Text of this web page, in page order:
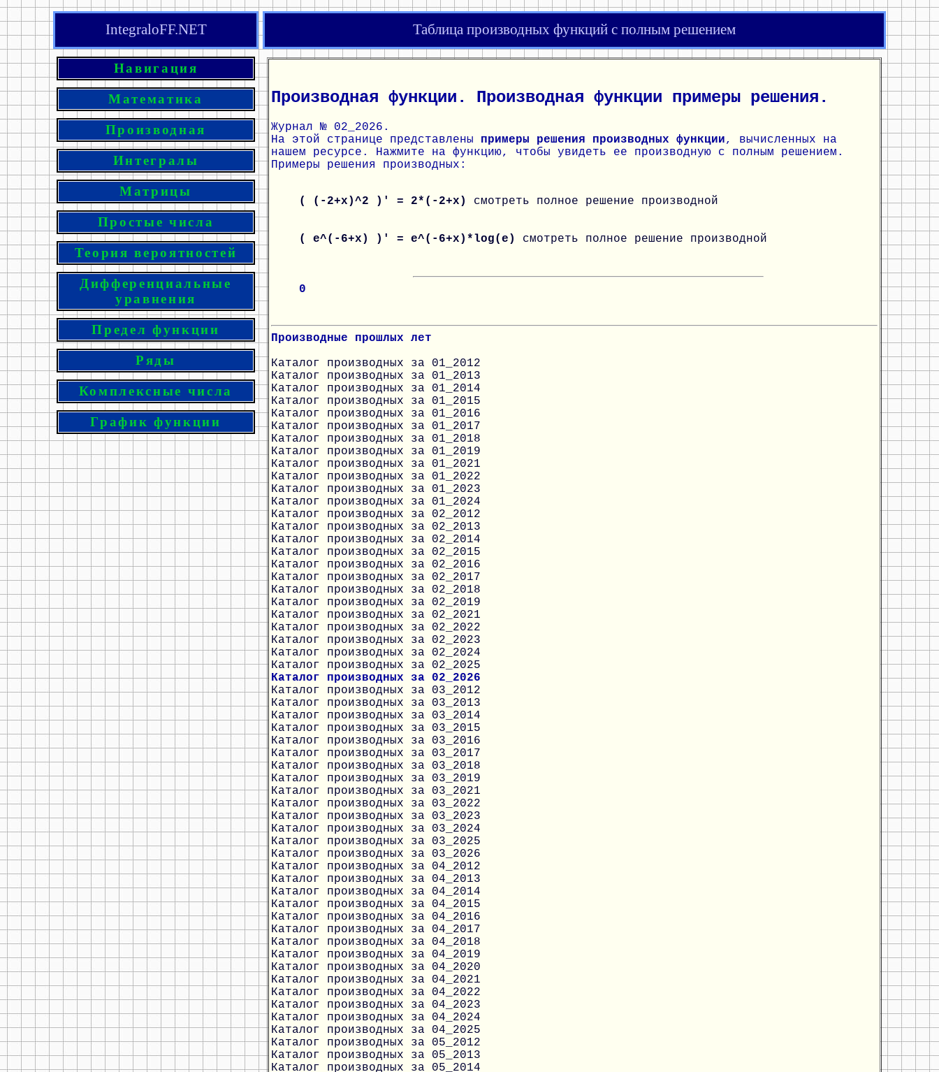
IntegraloFF.NET Таблица производных функций с полным решением
Навигация
Математика
Производная
Интегралы
Матрицы
Простые числа
Теория вероятностей
Дифференциальные
уравнения
Предел функции
Ряды
Комплексные числа
График функции
Производная функции. Производная функции примеры решения.
Журнал № 02_2026.
На этой странице представлены примеры решения производных функции, вычисленных на
нашем ресурсе. Нажмите на функцию, чтобы увидеть ее производную с полным решением.
Примеры решения производных:
( (-2+x)^2 )' = 2*(-2+x) смотреть полное решение производной
( e^(-6+x) )' = e^(-6+x)*log(e) смотреть полное решение производной
0
Производные прошлых лет
Каталог производных за 01_2012
Каталог производных за 01_2013
Каталог производных за 01_2014
Каталог производных за 01_2015
Каталог производных за 01_2016
Каталог производных за 01_2017
Каталог производных за 01_2018
Каталог производных за 01_2019
Каталог производных за 01_2021
Каталог производных за 01_2022
Каталог производных за 01_2023
Каталог производных за 01_2024
Каталог производных за 02_2012
Каталог производных за 02_2013
Каталог производных за 02_2014
Каталог производных за 02_2015
Каталог производных за 02_2016
Каталог производных за 02_2017
Каталог производных за 02_2018
Каталог производных за 02_2019
Каталог производных за 02_2021
Каталог производных за 02_2022
Каталог производных за 02_2023
Каталог производных за 02_2024
Каталог производных за 02_2025
Каталог производных за 02_2026
Каталог производных за 03_2012
Каталог производных за 03_2013
Каталог производных за 03_2014
Каталог производных за 03_2015
Каталог производных за 03_2016
Каталог производных за 03_2017
Каталог производных за 03_2018
Каталог производных за 03_2019
Каталог производных за 03_2021
Каталог производных за 03_2022
Каталог производных за 03_2023
Каталог производных за 03_2024
Каталог производных за 03_2025
Каталог производных за 03_2026
Каталог производных за 04_2012
Каталог производных за 04_2013
Каталог производных за 04_2014
Каталог производных за 04_2015
Каталог производных за 04_2016
Каталог производных за 04_2017
Каталог производных за 04_2018
Каталог производных за 04_2019
Каталог производных за 04_2020
Каталог производных за 04_2021
Каталог производных за 04_2022
Каталог производных за 04_2023
Каталог производных за 04_2024
Каталог производных за 04_2025
Каталог производных за 05_2012
Каталог производных за 05_2013
Каталог производных за 05_2014